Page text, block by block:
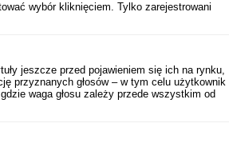
wybór kliknięciem. Tylko zarejestrowani
jeszcze przed pojawieniem się ich na rynku,
przyznanych głosów – w tym celu użytkownik
waga głosu zależy przede wszystkim od